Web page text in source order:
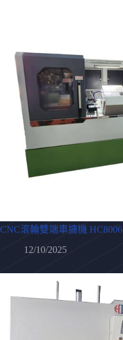
CNC滾輪雙端車搪機 HC8006
12/10/2025